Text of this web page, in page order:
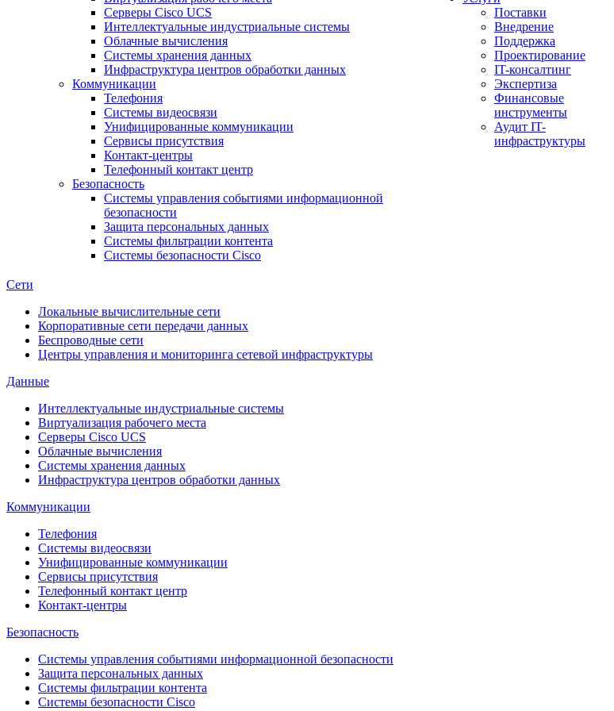
Cерверы Cisco UCS
Интеллектуальные индустриальные системы
Облачные вычисления
Системы хранения данных
Инфраструктура центров обработки данных
Коммуникации
Телефония
Системы видеосвязи
Унифицированные коммуникации
Сервисы присутствия
Контакт-центры
Телефонный контакт центр
Безопасность
Системы управления событиями информационной
безопасности
Защита персональных данных
Системы фильтрации контента
Системы безопасности Cisco
Поставки
Внедрение
Поддержка
Проектирование
IT-консалтинг
Экспертиза
Финансовые
инструменты
Аудит IT-
инфраструктуры
Сети
Локальные вычислительные сети
Корпоративные сети передачи данных
Беспроводные сети
Центры управления и мониторинга сетевой инфраструктуры
Данные
Интеллектуальные индустриальные системы
Виртуализация рабочего места
Cерверы Cisco UCS
Облачные вычисления
Системы хранения данных
Инфраструктура центров обработки данных
Коммуникации
Телефония
Системы видеосвязи
Унифицированные коммуникации
Сервисы присутствия
Телефонный контакт центр
Контакт-центры
Безопасность
Системы управления событиями информационной безопасности
Защита персональных данных
Системы фильтрации контента
Системы безопасности Cisco